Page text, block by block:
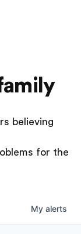
believing
for the
My alerts